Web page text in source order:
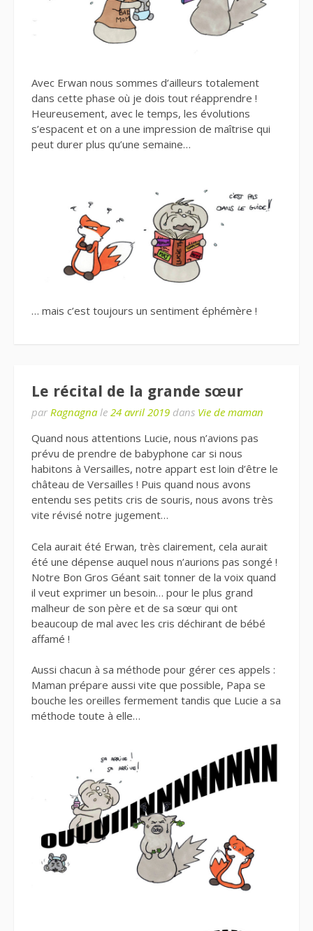
Avec Erwan nous sommes d’ailleurs totalement
dans cette phase où je dois tout réapprendre !
Heureusement, avec le temps, les évolutions
s’espacent et on a une impression de maîtrise qui
peut durer plus qu’une semaine…
… mais c’est toujours un sentiment éphémère !
Le récital de la grande sœur
par Ragnagna le 24 avril 2019 dans Vie de maman
Quand nous attentions Lucie, nous n’avions pas
prévu de prendre de babyphone car si nous
habitons à Versailles, notre appart est loin d’être le
château de Versailles ! Puis quand nous avons
entendu ses petits cris de souris, nous avons très
vite révisé notre jugement…
Cela aurait été Erwan, très clairement, cela aurait
été une dépense auquel nous n’aurions pas songé !
Notre Bon Gros Géant sait tonner de la voix quand
il veut exprimer un besoin… pour le plus grand
malheur de son père et de sa sœur qui ont
beaucoup de mal avec les cris déchirant de bébé
affamé !
Aussi chacun à sa méthode pour gérer ces appels :
Maman prépare aussi vite que possible, Papa se
bouche les oreilles fermement tandis que Lucie a sa
méthode toute à elle…